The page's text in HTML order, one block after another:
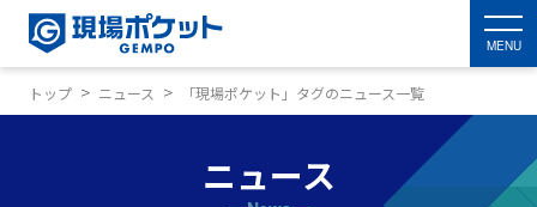
MENU
トップ ニュース 「現場ポケット」タグのニュース一覧
ニュース